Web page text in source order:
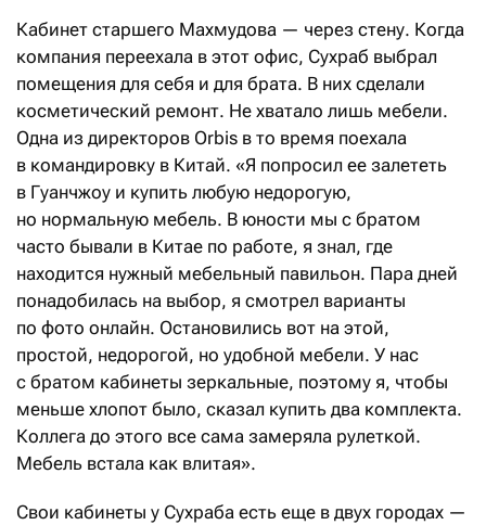
Кабинет старшего Махмудова — через стену. Когда
компания переехала в этот офис, Сухраб выбрал
помещения для себя и для брата. В них сделали
косметический ремонт. Не хватало лишь мебели.
Одна из директоров Orbis в то время поехала
в командировку в Китай. «Я попросил ее залететь
в Гуанчжоу и купить любую недорогую,
но нормальную мебель. В юности мы с братом
часто бывали в Китае по работе, я знал, где
находится нужный мебельный павильон. Пара дней
понадобилась на выбор, я смотрел варианты
по фото онлайн. Остановились вот на этой,
простой, недорогой, но удобной мебели. У нас
с братом кабинеты зеркальные, поэтому я, чтобы
меньше хлопот было, сказал купить два комплекта.
Коллега до этого все сама замеряла рулеткой.
Мебель встала как влитая».
Свои кабинеты у Сухраба есть еще в двух городах —